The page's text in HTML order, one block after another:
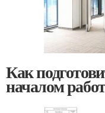
Как
началом работ